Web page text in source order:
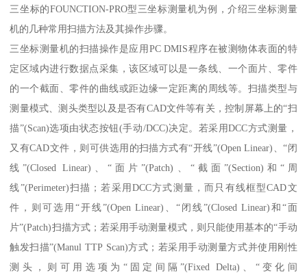
三坐标的FOUNCTION-PRO型三坐标测量机为例，介绍三坐标测量
机的几种常用扫描方法及其操作步骤。
三坐标测量机的扫描操作是应用PC DMIS程序在被测物体表面的特
定区域内进行数据点采集，该区域可以是一条线、一个面片、零件
的一个截面、零件的曲线或距边缘一定距离的周线等。扫描类型与
测量模式、测头类型以及是否有CAD文件等有关，控制屏幕上的“扫
描”(Scan)选项由状态按钮(手动/DCC)决定。若采用DCC方式测量，
又有CAD文件，则可供选用的扫描方式有“开线”(Open Linear)、“闭
线”(Closed Linear)、“面片”(Patch)、“截面”(Section)和“周
线”(Perimeter)扫描；若采用DCC方式测量，而只有线框型CAD文
件，则可选用“开线”(Open Linear)、“闭线”(Closed Linear)和“面
片”(Patch)扫描方式；若采用手动测量模式，则只能使用基本的“手动
触发扫描”(Manul TTP Scan)方式；若采用手动测量方式并使用刚性
测头，则可用选项为“固定间隔”(Fixed Delta)、“变化间